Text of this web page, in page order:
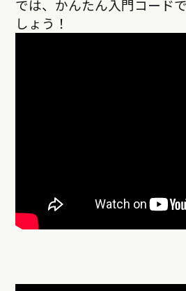
では、かんたん入門コード
しょう！